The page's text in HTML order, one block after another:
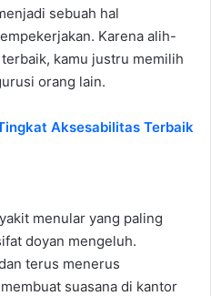
sebuah hal
Karena alih-
kamu justru memilih
orang lain.
Aksesabilitas Terbaik
menular yang paling
doyan mengeluh.
terus menerus
suasana di kantor